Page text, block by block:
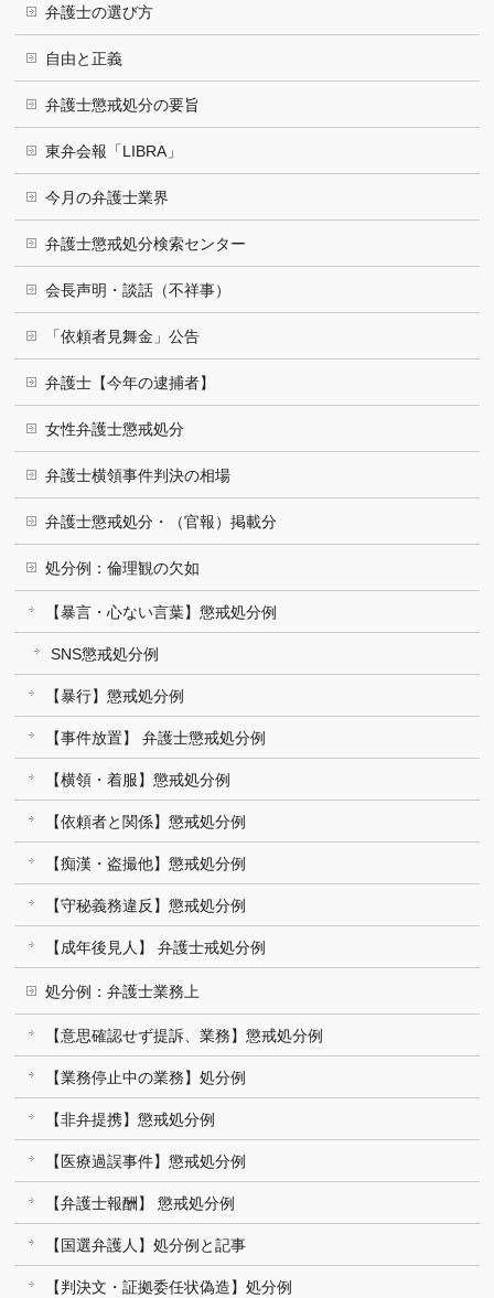
弁護士の選び方
自由と正義
弁護士懲戒処分の要旨
東弁会報「LIBRA」
今月の弁護士業界
弁護士懲戒処分検索センター
会長声明・談話（不祥事）
「依頼者見舞金」公告
弁護士【今年の逮捕者】
女性弁護士懲戒処分
弁護士横領事件判決の相場
弁護士懲戒処分・（官報）掲載分
処分例：倫理観の欠如
【暴言・心ない言葉】懲戒処分例
SNS懲戒処分例
【暴行】懲戒処分例
【事件放置】 弁護士懲戒処分例
【横領・着服】懲戒処分例
【依頼者と関係】懲戒処分例
【痴漢・盗撮他】懲戒処分例
【守秘義務違反】懲戒処分例
【成年後見人】 弁護士戒処分例
処分例：弁護士業務上
【意思確認せず提訴、業務】懲戒処分例
【業務停止中の業務】処分例
【非弁提携】懲戒処分例
【医療過誤事件】懲戒処分例
【弁護士報酬】 懲戒処分例
【国選弁護人】処分例と記事
【判決文・証拠委任状偽造】処分例